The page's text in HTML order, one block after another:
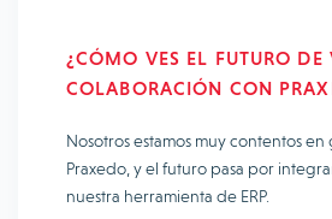
¿CÓMO VES EL FUTURO DE
COLABORACIÓN CON
Nosotros estamos muy contentos
Praxedo, y el futuro pasa por
nuestra herramienta de ERP.